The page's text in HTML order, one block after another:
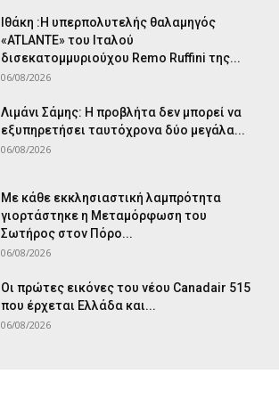
Ιθάκη :Η υπερπολυτελής θαλαμηγός
«ATLANTE» του Ιταλού
δισεκατομμυριούχου Remo Ruffini της...
06/08/2026
Λιμάνι Σάμης: Η προβλήτα δεν μπορεί να
εξυπηρετήσει ταυτόχρονα δύο μεγάλα...
06/08/2026
Με κάθε εκκλησιαστική λαμπρότητα
γιορτάστηκε η Μεταμόρφωση του
Σωτήρος στον Πόρο...
06/08/2026
Οι πρώτες εικόνες του νέου Canadair 515
που έρχεται Ελλάδα και...
06/08/2026